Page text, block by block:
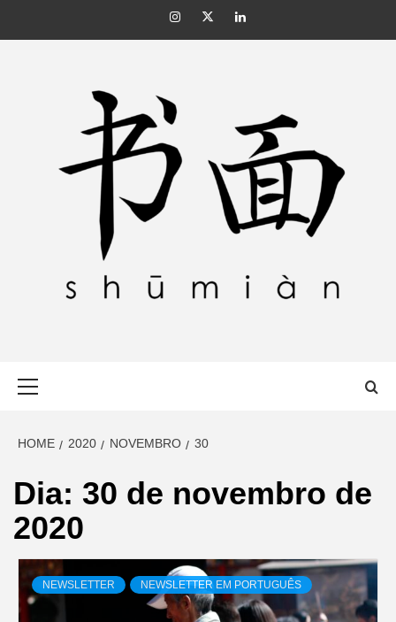
InstagramTwitterLinkedin
HOME 2020 NOVEMBRO 30
Dia: 30 de novembro de
2020
NEWSLETTER NEWSLETTER EM PORTUGUÊS